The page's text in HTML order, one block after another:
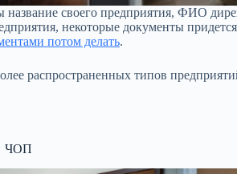
своего предприятия, ФИО
некоторые документы
потом делать.
распространенных типов
ЧОП